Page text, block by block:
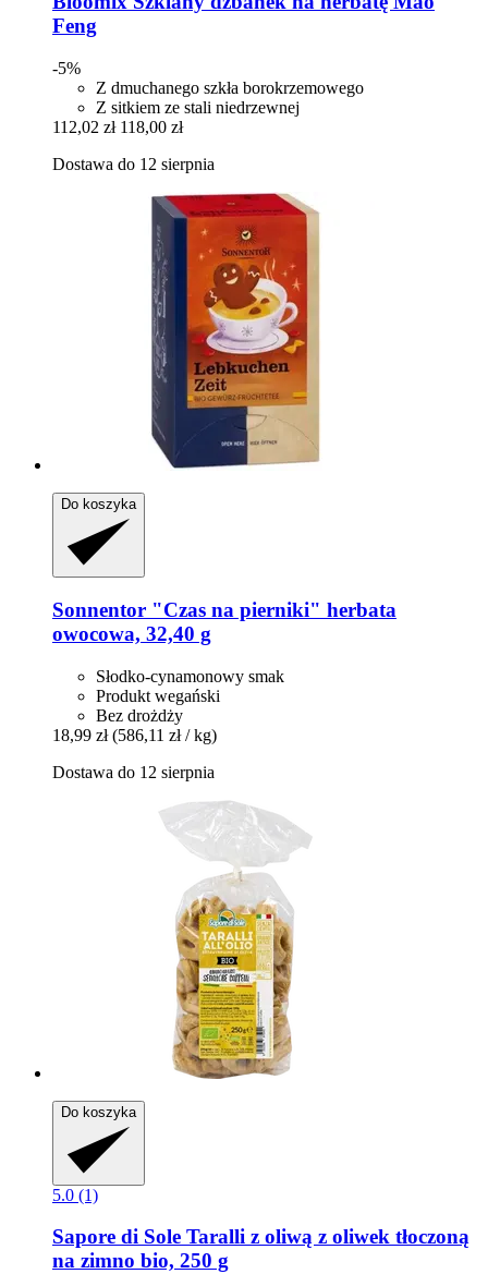
Feng
-5%
Z dmuchanego szkła borokrzemowego
Z sitkiem ze stali niedrzewnej
112,02 zł 118,00 zł
Dostawa do 12 sierpnia
Do koszyka
Sonnentor "Czas na pierniki" herbata
owocowa, 32,40 g
Słodko-cynamonowy smak
Produkt wegański
Bez drożdży
18,99 zł (586,11 zł / kg)
Dostawa do 12 sierpnia
Do koszyka
5.0 (1)
Sapore di Sole Taralli z oliwą z oliwek tłoczoną
na zimno bio, 250 g